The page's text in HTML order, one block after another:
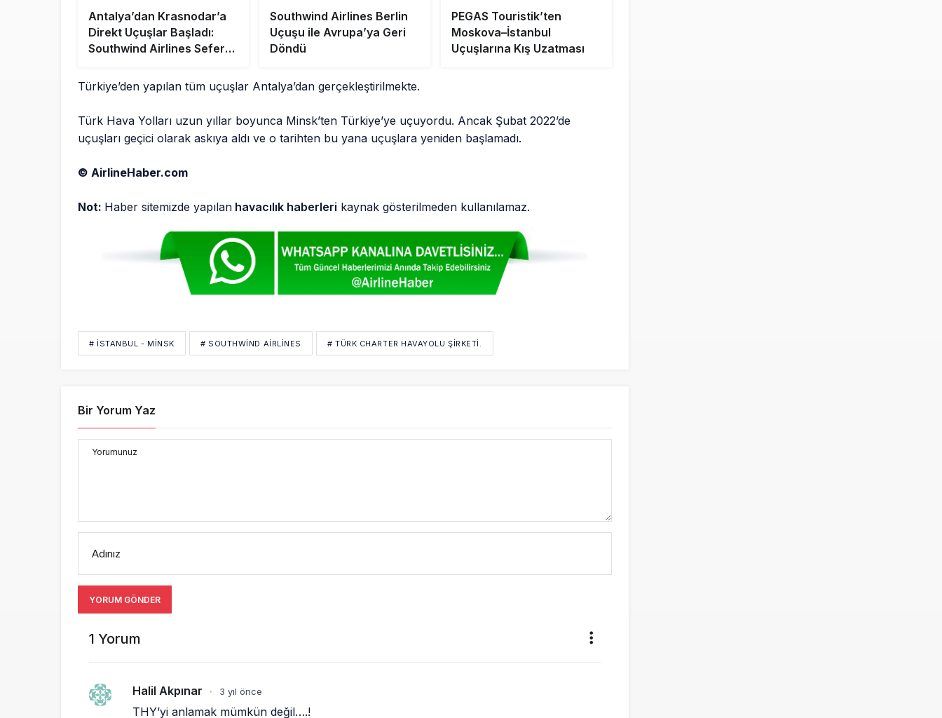
Antalya’dan Krasnodar’a
Direkt Uçuşlar Başladı:
Southwind Airlines Sefer
Southwind Airlines Berlin
Uçuşu ile Avrupa’ya Geri
Döndü
PEGAS Touristik’ten
Moskova–İstanbul
Uçuşlarına Kış Uzatması
Türkiye’den yapılan tüm uçuşlar Antalya’dan gerçekleştirilmekte.
Türk Hava Yolları uzun yıllar boyunca Minsk’ten Türkiye’ye uçuyordu. Ancak Şubat 2022’de
uçuşları geçici olarak askıya aldı ve o tarihten bu yana uçuşlara yeniden başlamadı.
© AirlineHaber.com
Not: Haber sitemizde yapılan havacılık haberleri kaynak gösterilmeden kullanılamaz.
# İSTANBUL - MINSK # SOUTHWIND AIRLINES # TÜRK CHARTER HAVAYOLU ŞIRKETI.
Bir Yorum Yaz
Yorumunuz
Adınız
YORUM GÖNDER
1 Yorum
Halil Akpınar • 3 yıl önce
THY’yi anlamak mümkün değil….!